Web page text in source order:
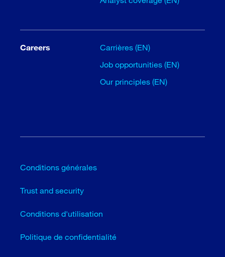
Careers
Carrières (EN)
Job opportunities (EN)
Our principles (EN)
Conditions générales
Trust and security
Conditions d'utilisation
Politique de confidentialité